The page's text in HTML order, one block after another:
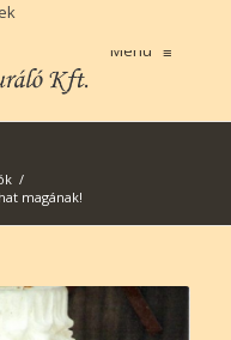
Menu≡
/
magának!